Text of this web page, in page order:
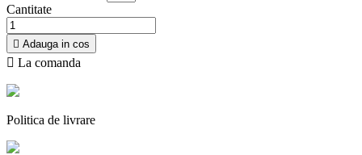
Cantitate
 Adauga in cos
 La comanda
Politica de livrare